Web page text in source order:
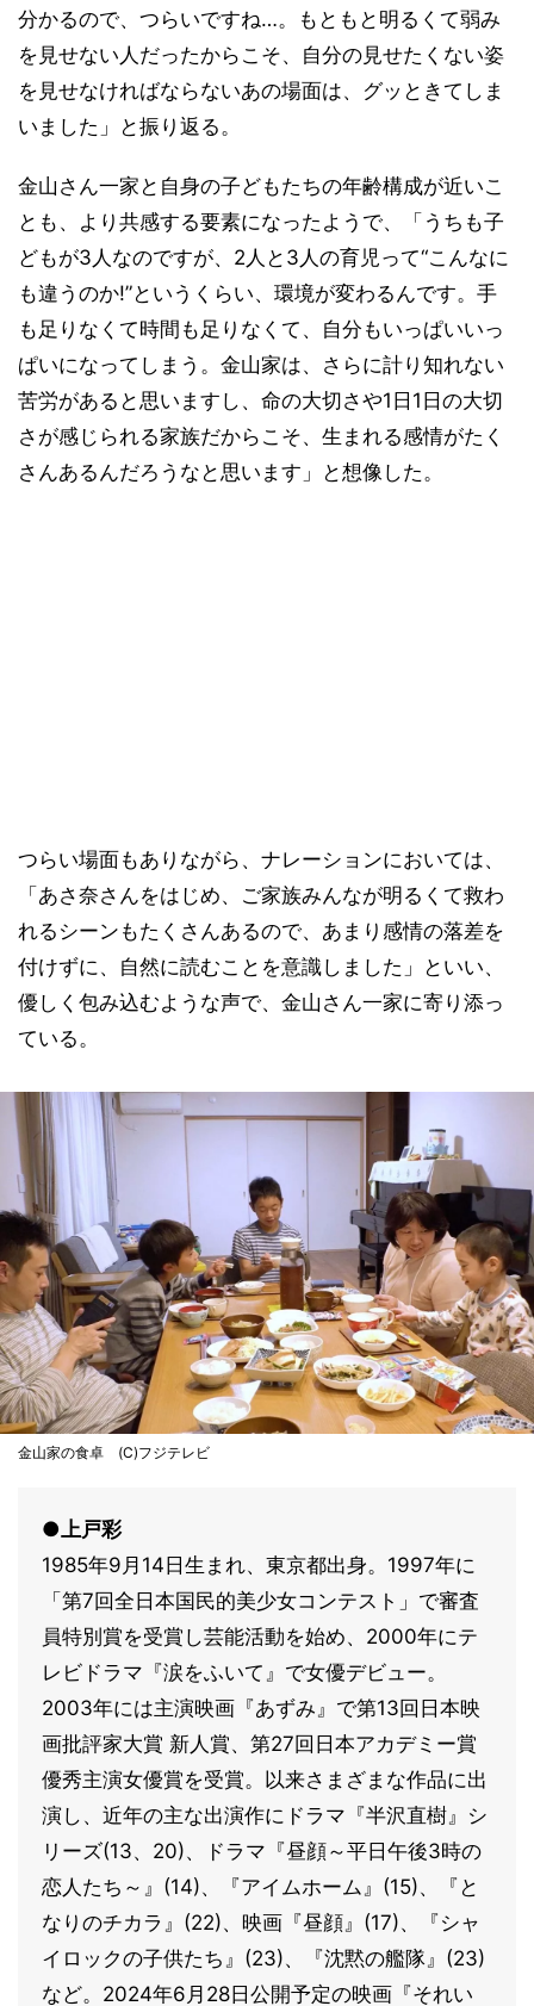
分かるので、つらいですね…。もともと明るくて弱み
を見せない人だったからこそ、自分の見せたくない姿
を見せなければならないあの場面は、グッときてしま
いました」と振り返る。
金山さん一家と自身の子どもたちの年齢構成が近いこ
とも、より共感する要素になったようで、「うちも子
どもが3人なのですが、2人と3人の育児って“こんなに
も違うのか!”というくらい、環境が変わるんです。手
も足りなくて時間も足りなくて、自分もいっぱいいっ
ぱいになってしまう。金山家は、さらに計り知れない
苦労があると思いますし、命の大切さや1日1日の大切
さが感じられる家族だからこそ、生まれる感情がたく
さんあるんだろうなと思います」と想像した。
つらい場面もありながら、ナレーションにおいては、
「あさ奈さんをはじめ、ご家族みんなが明るくて救わ
れるシーンもたくさんあるので、あまり感情の落差を
付けずに、自然に読むことを意識しました」といい、
優しく包み込むような声で、金山さん一家に寄り添っ
ている。
金山家の食卓 (C)フジテレビ
●上戸彩
1985年9月14日生まれ、東京都出身。1997年に
「第7回全日本国民的美少女コンテスト」で審査
員特別賞を受賞し芸能活動を始め、2000年にテ
レビドラマ『涙をふいて』で女優デビュー。
2003年には主演映画『あずみ』で第13回日本映
画批評家大賞 新人賞、第27回日本アカデミー賞
優秀主演女優賞を受賞。以来さまざまな作品に出
演し、近年の主な出演作にドラマ『半沢直樹』シ
リーズ(13、20)、ドラマ『昼顔～平日午後3時の
恋人たち～』(14)、『アイムホーム』(15)、『と
なりのチカラ』(22)、映画『昼顔』(17)、『シャ
イロックの子供たち』(23)、『沈黙の艦隊』(23)
など。2024年6月28日公開予定の映画『それい